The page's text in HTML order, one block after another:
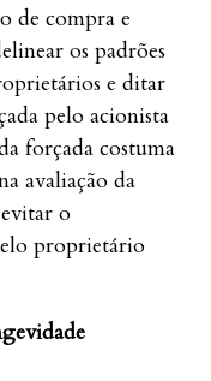
de compra e
os padrões
e ditar
pelo acionista
forçada costuma
avaliação da
o
proprietário